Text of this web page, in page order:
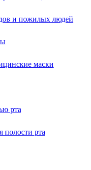
и пожилых людей
маски
рта
полости рта